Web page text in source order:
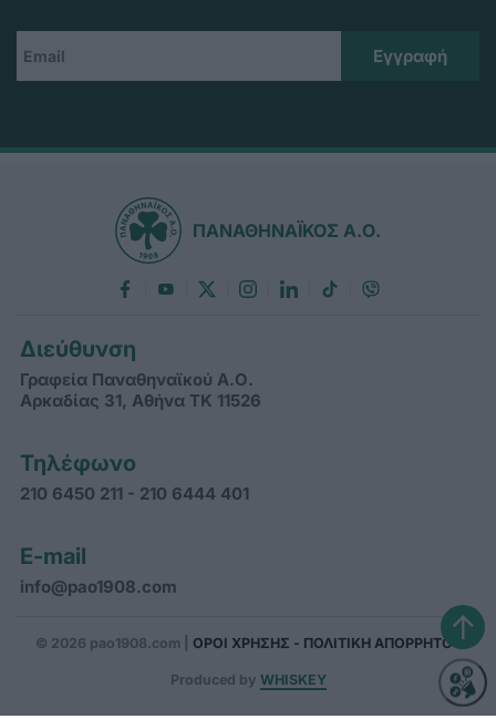
ΠΑΝΑΘΗΝΑΪΚΟΣ Α.Ο.
Διεύθυνση
Γραφεία Παναθηναϊκού Α.Ο.
Αρκαδίας 31, Αθήνα ΤΚ 11526
Τηλέφωνο
210 6450 211 - 210 6444 401
E-mail
info@pao1908.com
© 2026 pao1908.com | ΟΡΟΙ ΧΡΗΣΗΣ - ΠΟΛΙΤΙΚΗ ΑΠΟΡΡΗΤΟΥ
Produced by WHISKEY
↑